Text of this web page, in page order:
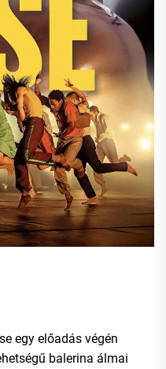
egy előadás végén
balerina álmai